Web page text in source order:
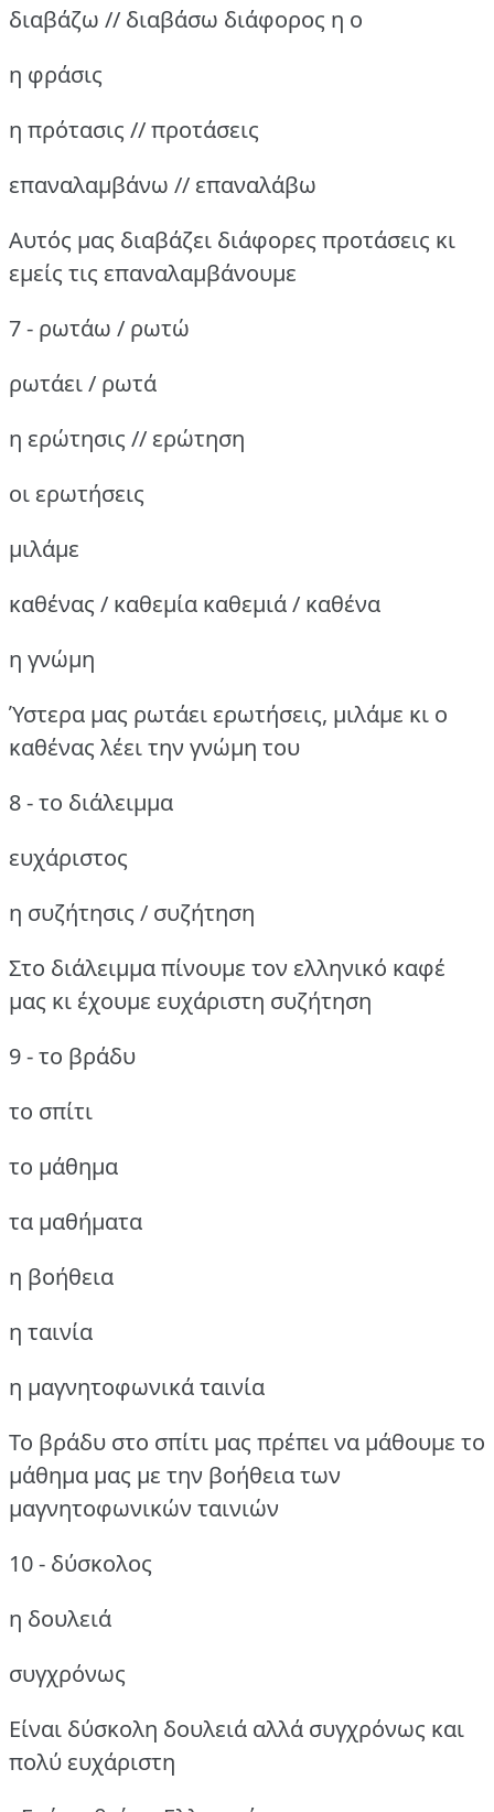
διαβάζω // διαβάσω διάφορος η ο
η φράσις
η πρότασις // προτάσεις
επαναλαμβάνω // επαναλάβω
Αυτός μας διαβάζει διάφορες προτάσεις κι
εμείς τις επαναλαμβάνουμε
7 - ρωτάω / ρωτώ
ρωτάει / ρωτά
η ερώτησις // ερώτηση
οι ερωτήσεις
μιλάμε
καθένας / καθεμία καθεμιά / καθένα
η γνώμη
Ύστερα μας ρωτάει ερωτήσεις, μιλάμε κι ο
καθένας λέει την γνώμη του
8 - το διάλειμμα
ευχάριστος
η συζήτησις / συζήτηση
Στο διάλειμμα πίνουμε τον ελληνικό καφέ
μας κι έχουμε ευχάριστη συζήτηση
9 - το βράδυ
το σπίτι
το μάθημα
τα μαθήματα
η βοήθεια
η ταινία
η μαγνητοφωνικά ταινία
Το βράδυ στο σπίτι μας πρέπει να μάθουμε το
μάθημα μας με την βοήθεια των
μαγνητοφωνικών ταινιών
10 - δύσκολος
η δουλειά
συγχρόνως
Είναι δύσκολη δουλειά αλλά συγχρόνως και
πολύ ευχάριστη